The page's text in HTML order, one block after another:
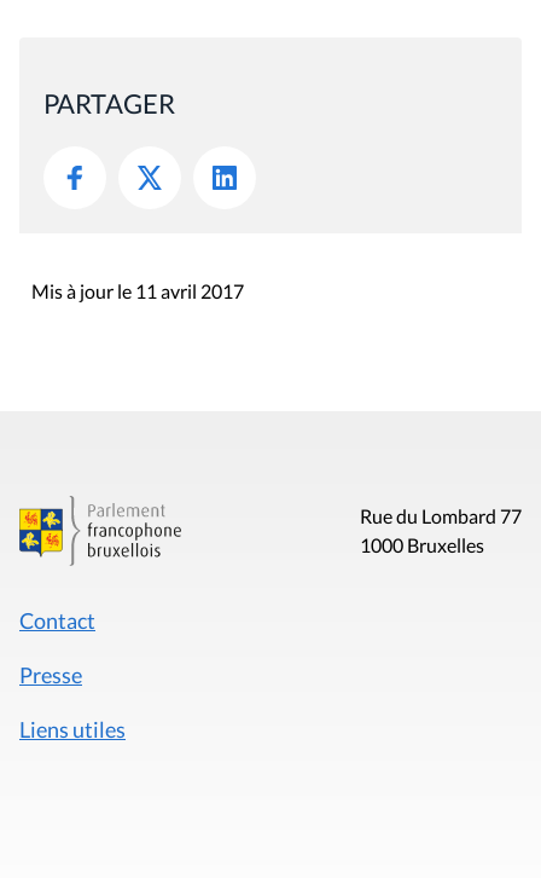
PARTAGER
Mis à jour le 11 avril 2017
Rue du Lombard 77
1000 Bruxelles
Contact
Presse
Liens utiles